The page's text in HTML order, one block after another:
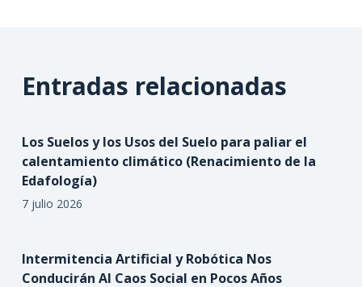
Entradas relacionadas
Los Suelos y los Usos del Suelo para paliar el
calentamiento climático (Renacimiento de la
Edafología)
7 julio 2026
Intermitencia Artificial y Robótica Nos
Conducirán Al Caos Social en Pocos Años